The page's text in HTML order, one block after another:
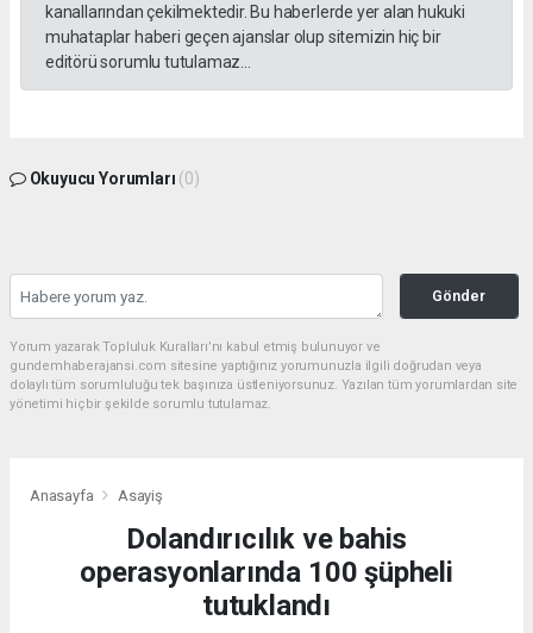
kanallarından çekilmektedir. Bu haberlerde yer alan hukuki
muhataplar haberi geçen ajanslar olup sitemizin hiç bir
editörü sorumlu tutulamaz...
Okuyucu Yorumları (0)
Gönder
Yorum yazarak Topluluk Kuralları’nı kabul etmiş bulunuyor ve
gundemhaberajansi.com sitesine yaptığınız yorumunuzla ilgili doğrudan veya
dolaylı tüm sorumluluğu tek başınıza üstleniyorsunuz. Yazılan tüm yorumlardan site
yönetimi hiçbir şekilde sorumlu tutulamaz.
Anasayfa Asayiş
Dolandırıcılık ve bahis
operasyonlarında 100 şüpheli
tutuklandı